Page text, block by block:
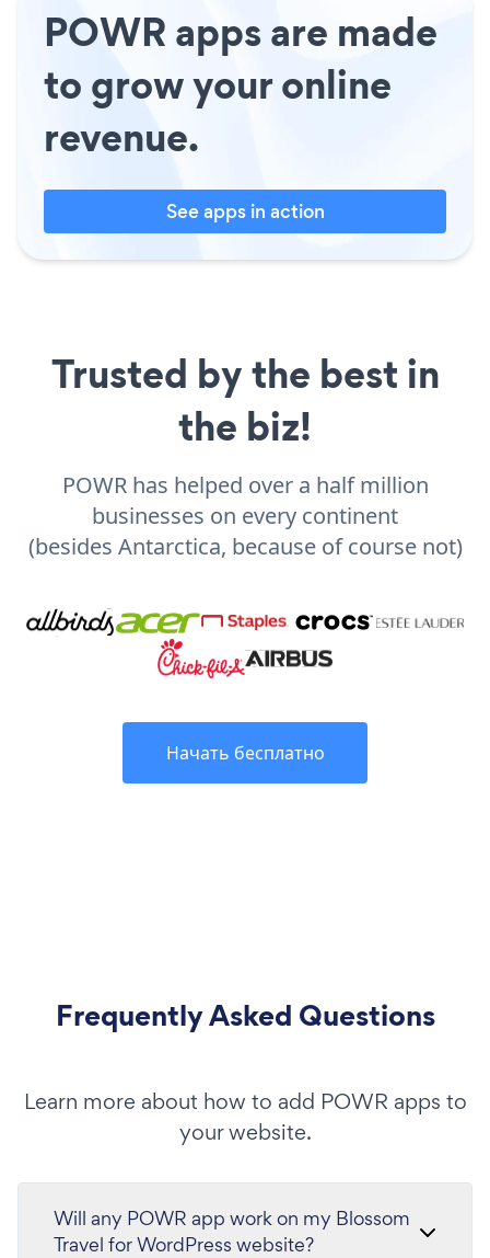
POWR apps are made
to grow your online
revenue.
See apps in action
Trusted by the best in
the biz!
POWR has helped over a half million
businesses on every continent
(besides Antarctica, because of course not)
Начать бесплатно
Frequently Asked Questions
Learn more about how to add POWR apps to
your website.
Will any POWR app work on my Blossom
Travel for WordPress website?